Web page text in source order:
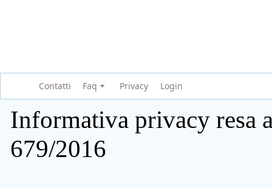
Contatti Faq Privacy Login
Informativa privacy resa
679/2016